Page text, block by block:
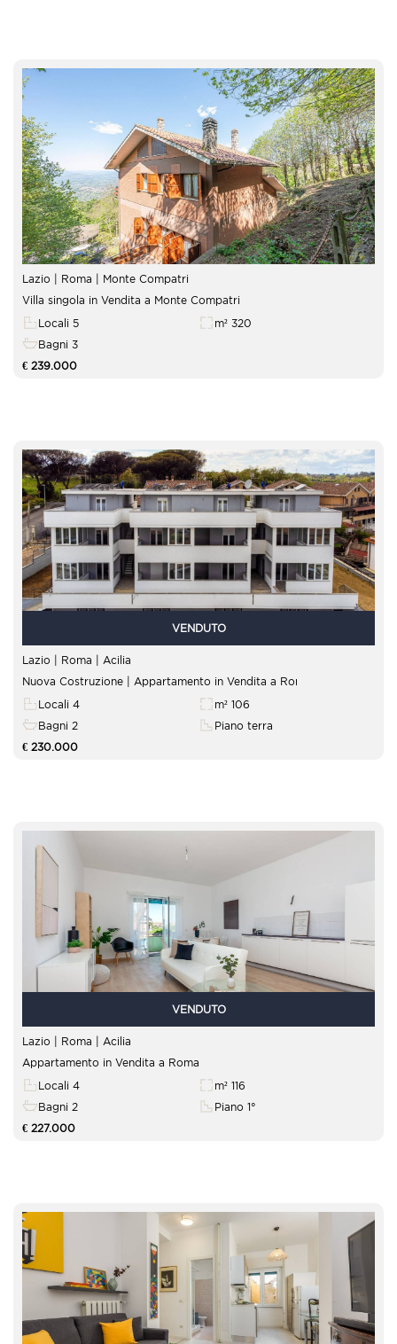
Lazio | Roma | Monte Compatri
Villa singola in Vendita a Monte Compatri
Locali 5
m² 320
Bagni 3
€ 239.000
VENDUTO
Acilia
Nuova Costruzione | Appartamento in Vendita a Roma
Locali 4
m² 106
Bagni 2
Piano terra
€ 230.000
VENDUTO
Acilia
Appartamento in Vendita a Roma
Locali 4
m² 116
Bagni 2
Piano 1°
€ 227.000